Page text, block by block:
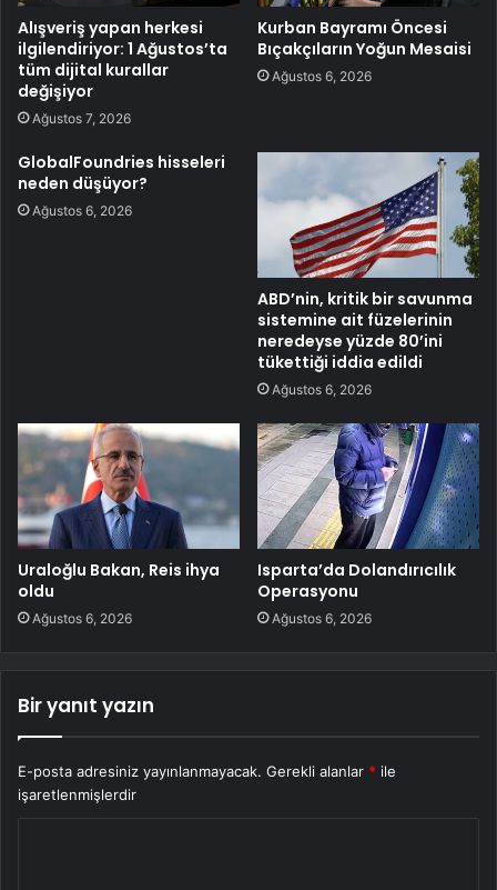
Alışveriş yapan herkesi
ilgilendiriyor: 1 Ağustos’ta
tüm dijital kurallar
değişiyor
Ağustos 7, 2026
Kurban Bayramı Öncesi
Bıçakçıların Yoğun Mesaisi
Ağustos 6, 2026
GlobalFoundries hisseleri
neden düşüyor?
Ağustos 6, 2026
ABD’nin, kritik bir savunma
sistemine ait füzelerinin
neredeyse yüzde 80’ini
tükettiği iddia edildi
Ağustos 6, 2026
Uraloğlu Bakan, Reis ihya
oldu
Ağustos 6, 2026
Isparta’da Dolandırıcılık
Operasyonu
Ağustos 6, 2026
Bir yanıt yazın
E-posta adresiniz yayınlanmayacak. Gerekli alanlar * ile
işaretlenmişlerdir